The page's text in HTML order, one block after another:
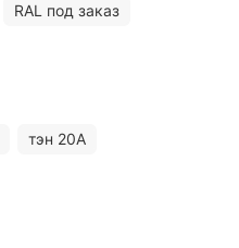
RAL под заказ
тэн 20A